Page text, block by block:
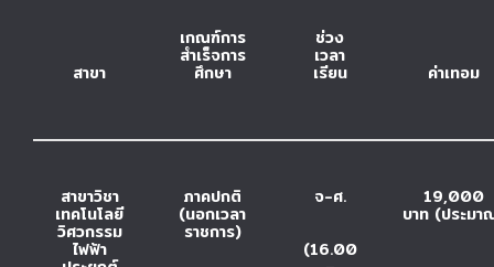
สาขา
เกณฑ์การ
สำเร็จการ
ศึกษา
ช่วง
เวลา
เรียน ค่าเทอม
สาขาวิชา
เทคโนโลยี
วิศวกรรม
ไฟฟ้า
ภาคปกติ
(นอกเวลา
ราชการ)
จ-ศ.
(16.00
19,000
บาท (ประมา